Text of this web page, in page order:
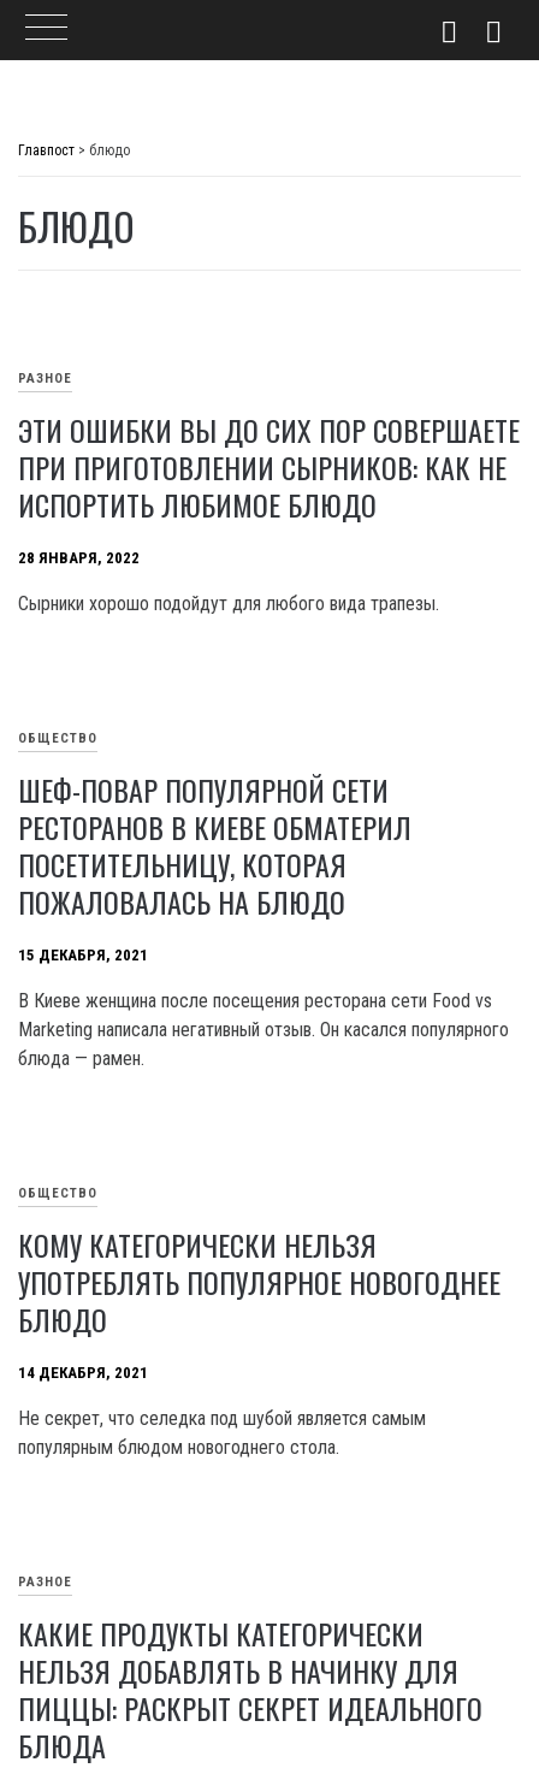
Главпост > блюдо
БЛЮДО
РАЗНОЕ
ЭТИ ОШИБКИ ВЫ ДО СИХ ПОР СОВЕРШАЕТЕ
ПРИ ПРИГОТОВЛЕНИИ СЫРНИКОВ: КАК НЕ
ИСПОРТИТЬ ЛЮБИМОЕ БЛЮДО
28 ЯНВАРЯ, 2022
Сырники хорошо подойдут для любого вида трапезы.
ОБЩЕСТВО
ШЕФ-ПОВАР ПОПУЛЯРНОЙ СЕТИ
РЕСТОРАНОВ В КИЕВЕ ОБМАТЕРИЛ
ПОСЕТИТЕЛЬНИЦУ, КОТОРАЯ
ПОЖАЛОВАЛАСЬ НА БЛЮДО
15 ДЕКАБРЯ, 2021
В Киеве женщина после посещения ресторана сети Food vs
Marketing написала негативный отзыв. Он касался популярного
блюда — рамен.
ОБЩЕСТВО
КОМУ КАТЕГОРИЧЕСКИ НЕЛЬЗЯ
УПОТРЕБЛЯТЬ ПОПУЛЯРНОЕ НОВОГОДНЕЕ
БЛЮДО
14 ДЕКАБРЯ, 2021
Не секрет, что селедка под шубой является самым
популярным блюдом новогоднего стола.
РАЗНОЕ
КАКИЕ ПРОДУКТЫ КАТЕГОРИЧЕСКИ
НЕЛЬЗЯ ДОБАВЛЯТЬ В НАЧИНКУ ДЛЯ
ПИЦЦЫ: РАСКРЫТ СЕКРЕТ ИДЕАЛЬНОГО
БЛЮДА